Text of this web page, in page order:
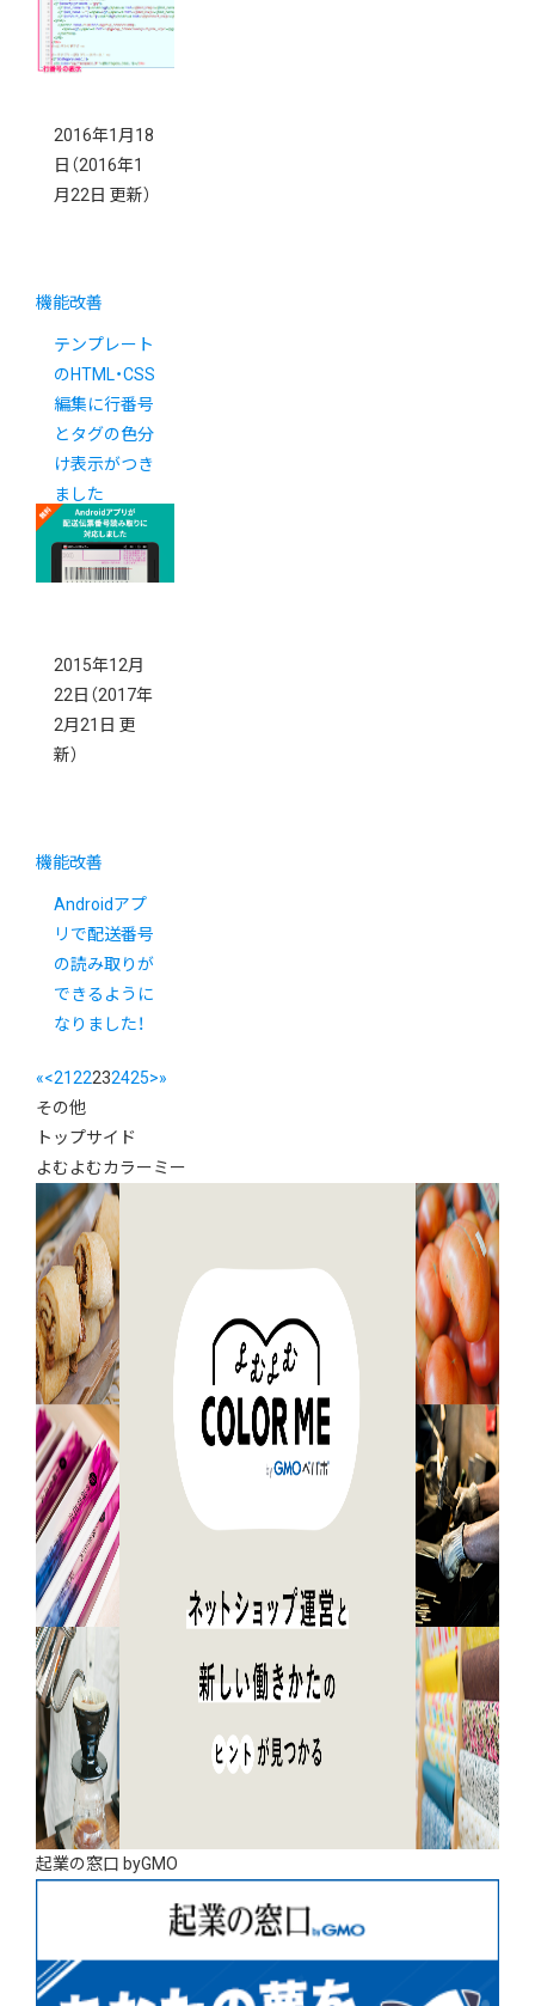
2016年1月18
日 （2016年1
月22日 更新）
機能改善
テンプレート
のHTML・CSS
編集に行番号
とタグの色分
け表示がつき
ました
2015年12月
22日 （2017年
2月21日 更
新）
機能改善
Androidアプ
リで配送番号
の読み取りが
できるように
なりました！
«<2122232425>»
その他
トップサイド
よむよむカラーミー
起業の窓口 byGMO